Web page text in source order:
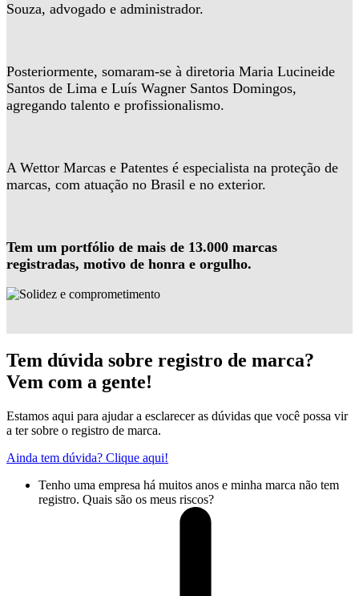
Souza, advogado e administrador.
Posteriormente, somaram-se à diretoria Maria Lucineide
Santos de Lima e Luís Wagner Santos Domingos,
agregando talento e profissionalismo.
A Wettor Marcas e Patentes é especialista na proteção de
marcas, com atuação no Brasil e no exterior.
Tem um portfólio de mais de 13.000 marcas
registradas, motivo de honra e orgulho.
Tem dúvida sobre registro de marca?
Vem com a gente!
Estamos aqui para ajudar a esclarecer as dúvidas que você possa vir
a ter sobre o registro de marca.
Ainda tem dúvida? Clique aqui!
Tenho uma empresa há muitos anos e minha marca não tem
registro. Quais são os meus riscos?